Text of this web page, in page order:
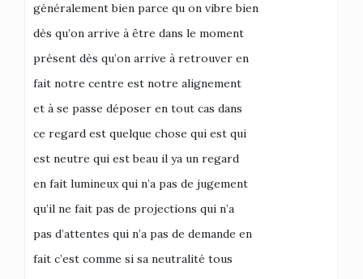
généralement bien parce qu on vibre bien
dès qu’on arrive à être dans le moment
présent dès qu’on arrive à retrouver en
fait notre centre est notre alignement
et à se passe déposer en tout cas dans
ce regard est quelque chose qui est qui
est neutre qui est beau il ya un regard
en fait lumineux qui n’a pas de jugement
qu’il ne fait pas de projections qui n’a
pas d’attentes qui n’a pas de demande en
fait c’est comme si sa neutralité tous